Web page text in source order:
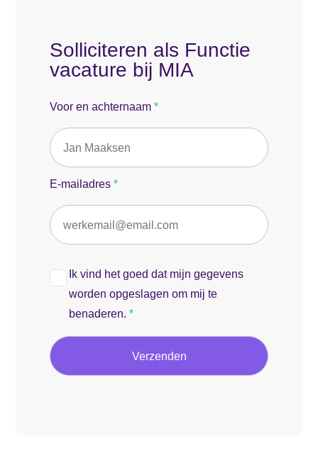
Solliciteren als Functie
vacature bij MIA
Voor en achternaam*
E-mailadres*
Ik vind het goed dat mijn gegevens
worden opgeslagen om mij te
benaderen. *